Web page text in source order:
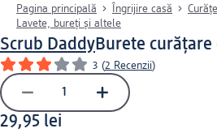
Pagina principală Îngrijire casă
Lavete, bureți și altele
Scrub DaddyBurete
3 (2 Recenzii)
29,95 lei